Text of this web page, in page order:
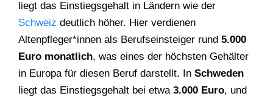
liegt das Einstiegsgehalt in Ländern wie der
Schweiz deutlich höher. Hier verdienen
Altenpfleger*innen als Berufseinsteiger rund 5.000
Euro monatlich, was eines der höchsten Gehälter
in Europa für diesen Beruf darstellt. In Schweden
liegt das Einstiegsgehalt bei etwa 3.000 Euro, und